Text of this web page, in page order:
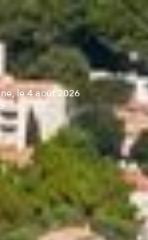
le 4 août 2026